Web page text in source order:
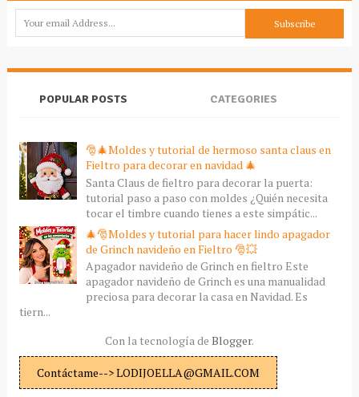
POPULAR POSTS CATEGORIES
🎅🎄Moldes y tutorial de hermoso santa claus en
Fieltro para decorar en navidad 🎄
Santa Claus de fieltro para decorar la puerta:
tutorial paso a paso con moldes ¿Quién necesita
tocar el timbre cuando tienes a este simpátic...
🎄🎅Moldes y tutorial para hacer lindo apagador
de Grinch navideño en Fieltro 🎅💥
Apagador navideño de Grinch en fieltro Este
apagador navideño de Grinch es una manualidad
preciosa para decorar la casa en Navidad. Es
tiern...
Con la tecnología de Blogger.
Contáctame--> LODIJOELLA@GMAIL.COM